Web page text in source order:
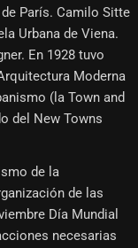
París. Camilo Sitte
Urbana de Viena.
En 1928 tuvo
Moderna
(la Town and
del New Towns
de la
de las
Día Mundial
necesarias